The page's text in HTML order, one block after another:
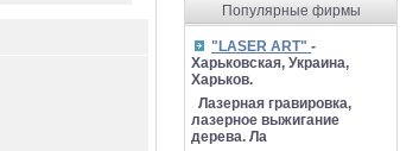
Популярные фирмы
"LASER ART" -
Харьковская, Украина,
Харьков.
Лазерная гравировка,
лазерное выжигание
дерева. Ла